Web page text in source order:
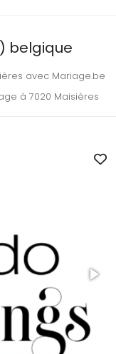
belgique
avec Mariage.be
à 7020 Maisières